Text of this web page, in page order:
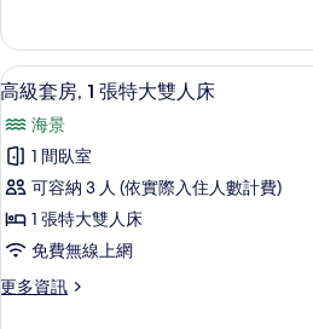
大
床
房
的
所
有
相
片
行
政
特
床
房
詳
情
顯
示
高
級
套
房,
張
高
12
高級套房, 1 張特大雙人床
海景
1 間臥室
可容納 3 人 (依實際入住人數計費)
1 張特大雙人床
免費無線上網
更多資訊
更